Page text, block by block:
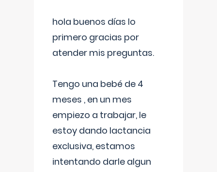
hola buenos días lo
primero gracias por
atender mis preguntas.
Tengo una bebé de 4
meses , en un mes
empiezo a trabajar, le
estoy dando lactancia
exclusiva, estamos
intentando darle algun